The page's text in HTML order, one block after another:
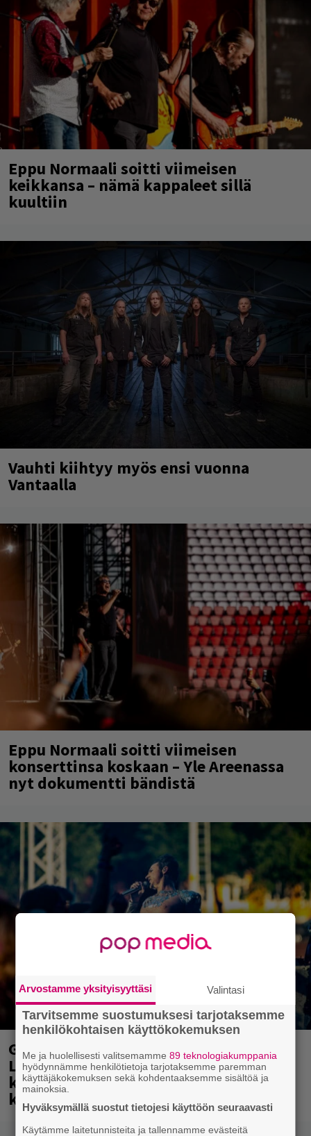
Eppu Normaali soitti viimeisen
keikkansa – nämä kappaleet sillä
kuultiin
Vauhti kiihtyy myös ensi vuonna
Vantaalla
Eppu Normaali soitti viimeisen
konserttinsa koskaan – Yle Areenassa
nyt dokumentti bändistä
Glam rock -yhtye The Ark viihdytti
Logomon Terassikesässä Turussa –
katso kuvagalleria Ola Salosta ja
kumppaneista täältä
Arvostamme yksityisyyttäsi Valintasi
Tarvitsemme suostumuksesi tarjotaksemme
henkilökohtaisen käyttökokemuksen
Me ja huolellisesti valitsemamme89 teknologiakumppania
hyödynnämme henkilötietoja tarjotaksemme paremman
käyttäjäkokemuksen sekä kohdentaaksemme sisältöä ja
mainoksia.
Hyväksymällä suostut tietojesi käyttöön seuraavasti
Käytämme laitetunnisteita ja tallennamme evästeitä